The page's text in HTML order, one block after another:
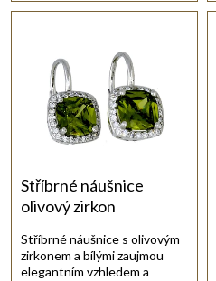
u
Stříbrné náušnice
olivový zirkon
Stříbrné náušnice s olivovým
zirkonem a bílými zaujmou
elegantním vzhledem a